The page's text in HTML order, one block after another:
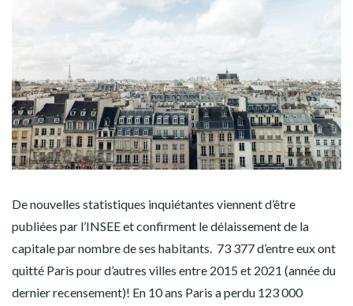
De nouvelles statistiques inquiétantes viennent d’être
publiées par l’INSEE et confirment le délaissement de la
capitale par nombre de ses habitants. 73 377 d’entre eux ont
quitté Paris pour d’autres villes entre 2015 et 2021 (année du
dernier recensement)! En 10 ans Paris a perdu 123 000